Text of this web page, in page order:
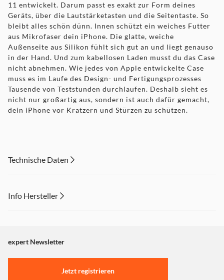
11 entwickelt. Darum passt es exakt zur Form deines
Geräts, über die Lautstärketasten und die Seitentaste. So
bleibt alles schön dünn. Innen schützt ein weiches Futter
aus Mikrofaser dein iPhone. Die glatte, weiche
Außenseite aus Silikon fühlt sich gut an und liegt genauso
in der Hand. Und zum kabellosen Laden musst du das Case
nicht abnehmen. Wie jedes von Apple entwickelte Case
muss es im Laufe des Design- und Fertigungsprozesses
Tausende von Teststunden durchlaufen. Deshalb sieht es
nicht nur großartig aus, sondern ist auch dafür gemacht,
dein iPhone vor Kratzern und Stürzen zu schützen.
Technische Daten
Info Hersteller
"Marketing".
Einstellungen anpassen
expert Newsletter
Jetzt registrieren